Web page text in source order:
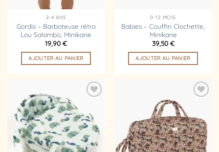
2-4 ANS
Gordis – Barboteuse rétro
Lou Salambo, Minikane
19,90 €
AJOUTER AU PANIER
0-12 MOIS
Babies – Couffin Clochette,
Minikane
39,50 €
AJOUTER AU PANIER
liste
d’envies
liste
d’envies